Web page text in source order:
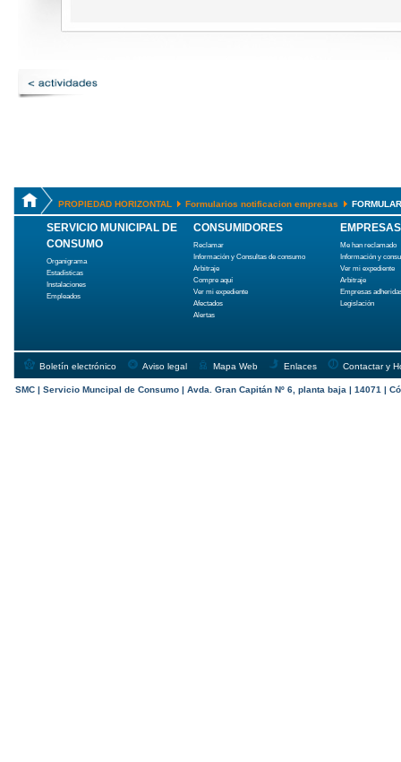
PROPIEDAD HORIZONTAL Formularios notificacion empresas
SERVICIO MUNICIPAL DE
CONSUMO
Organigrama
Estadísticas
Instalaciones
Empleados
CONSUMIDORES
Reclamar
Información y Consultas de consumo
Arbitraje
Compre aquí
Ver mi expediente
Afectados
Alertas
EMPRESAS
Me han reclamado
Información y
Ver mi expediente
Arbitraje
Empresas
Legislación
Boletín electrónico Aviso legal Mapa Web Enlaces Contactar y
SMC | Servicio Muncipal de Consumo | Avda. Gran Capitán Nº 6, planta baja | 14071 |